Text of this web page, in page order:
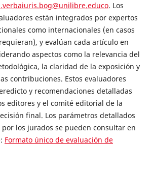
. Los
están integrados por expertos
como internacionales (en casos
y evalúan cada artículo en
aspectos como la relevancia del
la claridad de la exposición y
contribuciones. Estos evaluadores
y recomendaciones detalladas
editores y el comité editorial de la
final. Los parámetros detallados
los jurados se pueden consultar en
Formato único de evaluación de